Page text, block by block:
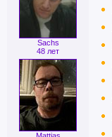
Sachs
48 лет